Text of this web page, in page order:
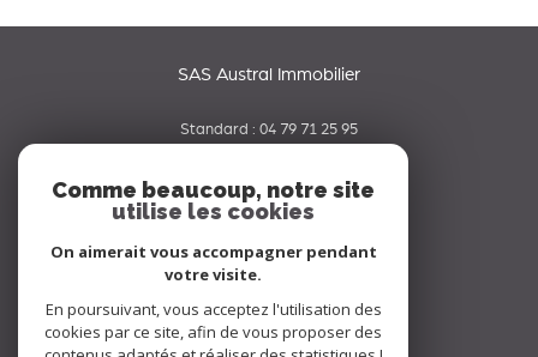
SAS Austral Immobilier
Standard : 04 79 71 25 95
contact@australimmobilier.fr
73000
Nous suivre sur
Comme beaucoup, notre site
utilise les cookies
On aimerait vous accompagner pendant
votre visite.
En poursuivant, vous acceptez l'utilisation des
cookies par ce site, afin de vous proposer des